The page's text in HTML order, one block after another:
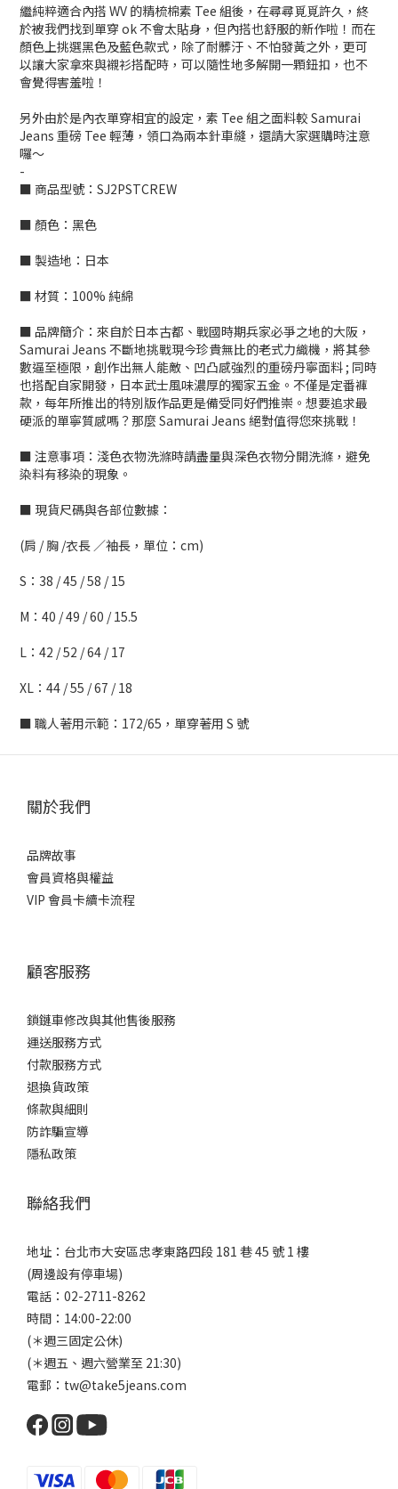
繼純粹適合內搭 WV 的精梳棉素 Tee 組後，在尋尋覓覓許久，終
於被我們找到單穿 ok 不會太貼身，但內搭也舒服的新作啦！而在
顏色上挑選黑色及藍色款式，除了耐髒汙、不怕發黃之外，更可
以讓大家拿來與襯衫搭配時，可以隨性地多解開一顆鈕扣，也不
會覺得害羞啦！
另外由於是內衣單穿相宜的設定，素 Tee 組之面料較 Samurai
Jeans 重磅 Tee 輕薄，領口為兩本針車縫，還請大家選購時注意
囉～
-
■ 商品型號：SJ2PSTCREW
■ 顏色：黑色
■ 製造地：日本
■ 材質：100% 純綿
■ 品牌簡介：來自於日本古都、戰國時期兵家必爭之地的大阪，
Samurai Jeans 不斷地挑戰現今珍貴無比的老式力織機，將其參
數逼至極限，創作出無人能敵、凹凸感強烈的重磅丹寧面料 ; 同時
也搭配自家開發，日本武士風味濃厚的獨家五金。不僅是定番褲
款，每年所推出的特別版作品更是備受同好們推崇。想要追求最
硬派的單寧質感嗎？那麼 Samurai Jeans 絕對值得您來挑戰！
■ 注意事項：淺色衣物洗滌時請盡量與深色衣物分開洗滌，避免
染料有移染的現象。
■ 現貨尺碼與各部位數據：
(肩 / 胸 /衣長 ／袖長，單位：cm)
S：38 / 45 / 58 / 15
M：40 / 49 / 60 / 15.5
L：42 / 52 / 64 / 17
XL：44 / 55 / 67 / 18
■ 職人著用示範：172/65，單穿著用 S 號
關於我們
品牌故事
會員資格與權益
VIP 會員卡續卡流程
顧客服務
鎖鏈車修改與其他售後服務
運送服務方式
付款服務方式
退換貨政策
條款與細則
防詐騙宣導
隱私政策
聯絡我們
地址：台北市大安區忠孝東路四段 181 巷 45 號 1 樓
(周邊設有停車場)
電話：02-2711-8262
時間：14:00-22:00
(＊週三固定公休)
(＊週五、週六營業至 21:30)
電郵：tw@take5jeans.com